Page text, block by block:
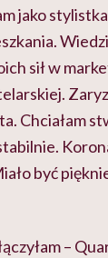
jako
sił w
Chciałam
być
–